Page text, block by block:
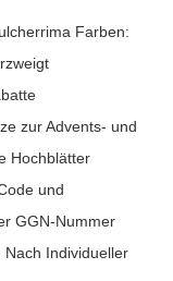
Farben:
zur Advents- und
Hochblätter
und
GGN-Nummer
Nach Individueller